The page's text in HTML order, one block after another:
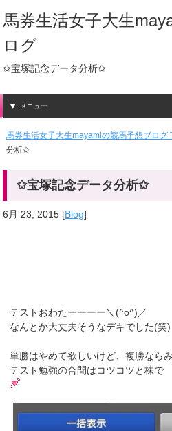
馬券生活女子大生
ログ
✩宝塚記念データ分析✩
メニュー
馬券生活女子大生mayamiの競馬予想ブログ
分析✩
✩宝塚記念データ分析✩
6月 23, 2015 [Blog]
テストおわたーーーー＼(^o^)／
なんとか大丈夫そうなデキでした(笑)
単勝はやめて欲しいけど、複勝なら
テスト勉強の合間はコツコツと株で